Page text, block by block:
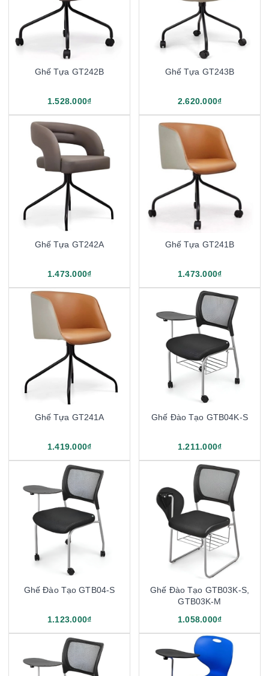
Ghế Tựa GT242B
1.528.000₫
Ghế Tựa GT243B
2.620.000₫
Ghế Tựa GT242A
1.473.000₫
Ghế Tựa GT241B
1.473.000₫
Ghế Tựa GT241A
1.419.000₫
Ghế Đào Tạo GTB04K-S
1.211.000₫
Ghế Đào Tạo GTB04-S
1.123.000₫
Ghế Đào Tạo GTB03K-S,
GTB03K-M
1.058.000₫